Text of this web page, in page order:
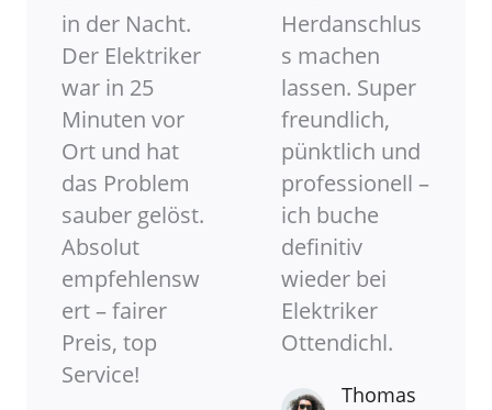
in der Nacht.
Der Elektriker
war in 25
Minuten vor
Ort und hat
das Problem
sauber gelöst.
Absolut
empfehlensw
ert – fairer
Preis, top
Service!
Herdanschlus
s machen
lassen. Super
freundlich,
pünktlich und
professionell –
ich buche
definitiv
wieder bei
Elektriker
Ottendichl.
Thomas